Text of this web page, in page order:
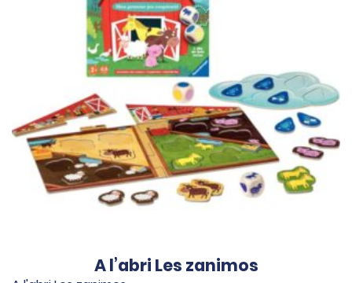
A l’abri Les zanimos